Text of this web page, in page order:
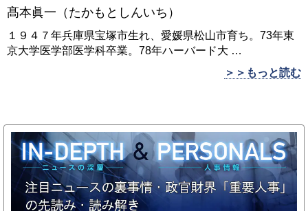
髙本眞一（たかもとしんいち）
１９４７年兵庫県宝塚市生れ、愛媛県松山市育ち。73年東
京大学医学部医学科卒業。78年ハーバード大 …
＞＞もっと読む